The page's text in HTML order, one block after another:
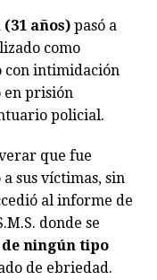
años) pasó a
como
con intimidación
en prisión
policial.
que fue
sus víctimas, sin
al informe de
donde se
ningún tipo
de ebriedad.